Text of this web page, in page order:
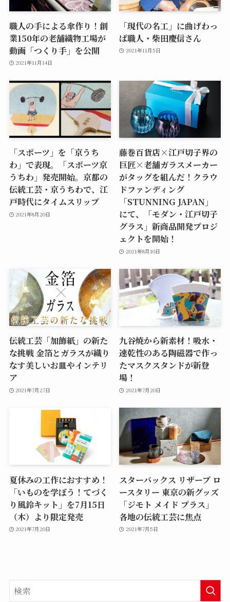
職人の手による傘作り！創
業150年の老舗織物工場が
動画「つくり手」を公開
2021年11月14日
「現代の名工」に曲げわっ
ぱ職人・柴田慶信さん
2021年11月5日
「スポーツ」を「京うち
わ」で表現。「スポーツ京
うちわ」発売開始。京都の
伝統工芸・京うちわで、江
戸時代にタイムスリップ
2021年8月20日
藤巻百貨店×江戸切子界の
巨匠×老舗ガラスメーカー
がタッグを組んだ！クラウ
ドファンディング
「STUNNING JAPAN」
にて、「モダン・江戸切子
グラス」新商品開発プロジ
ェクトを開始！
2021年8月10日
伝統工芸「加飾紙」の新た
な挑戦 金箔とガラスが織り
なす美しいお皿やインテリ
ア
2021年7月27日
九谷焼から新素材！吸水・
速乾性のある陶磁器で作っ
たマスクスタンドが新登
場！
2021年7月20日
夏休みの工作におすすめ！
「いものを学ぼう！てづく
り風鈴キット」を7月15日
（木）より限定発売
2021年7月20日
スターバックス リザーブ ロ
ースタリー 東京の新グッズ
「ジモト メイド プラス」
各地の伝統工芸に焦点
2021年7月5日